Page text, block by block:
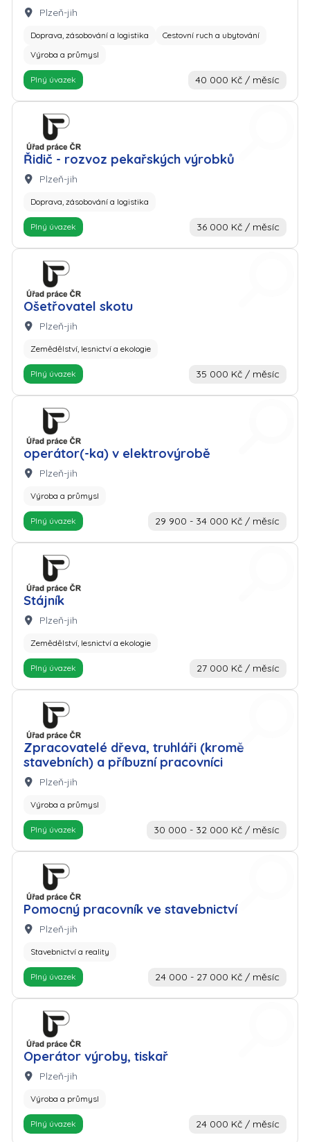
Lokalita:
Plzeň-jih
Doprava, zásobování a logistika
Cestovní ruch a ubytování
Výroba a průmysl
Plný úvazek 40 000 Kč / měsíc
Řidič - rozvoz pekařských výrobků
Zaměstnavatel: Úřad práce
Lokalita:
Plzeň-jih
Doprava, zásobování a logistika
Plný úvazek 36 000 Kč / měsíc
Ošetřovatel skotu
Zaměstnavatel: Úřad práce
Lokalita:
Plzeň-jih
Zemědělství, lesnictví a ekologie
Plný úvazek 35 000 Kč / měsíc
operátor(-ka) v elektrovýrobě
Zaměstnavatel: Úřad práce
Lokalita:
Plzeň-jih
Výroba a průmysl
Plný úvazek 29 900 - 34 000 Kč / měsíc
Stájník
Zaměstnavatel: Úřad práce
Lokalita:
Plzeň-jih
Zemědělství, lesnictví a ekologie
Plný úvazek 27 000 Kč / měsíc
Zpracovatelé dřeva, truhláři (kromě
stavebních) a příbuzní pracovníci
Zaměstnavatel: Úřad práce
Lokalita:
Plzeň-jih
Výroba a průmysl
Plný úvazek 30 000 - 32 000 Kč / měsíc
Pomocný pracovník ve stavebnictví
Zaměstnavatel: Úřad práce
Lokalita:
Plzeň-jih
Stavebnictví a reality
Plný úvazek 24 000 - 27 000 Kč / měsíc
Operátor výroby, tiskař
Zaměstnavatel: Úřad práce
Lokalita:
Plzeň-jih
Výroba a průmysl
Plný úvazek 24 000 Kč / měsíc